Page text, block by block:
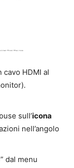
cavo HDMI al
sull’icona
nell’angolo
” dal menu